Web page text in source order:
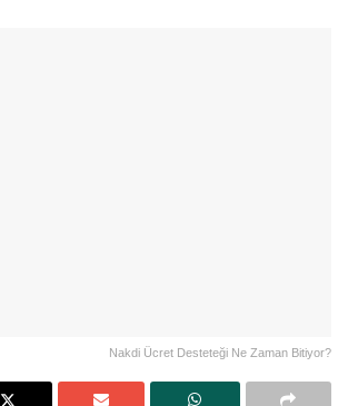
Nakdi Ücret Desteteği Ne Zaman Bitiyor?